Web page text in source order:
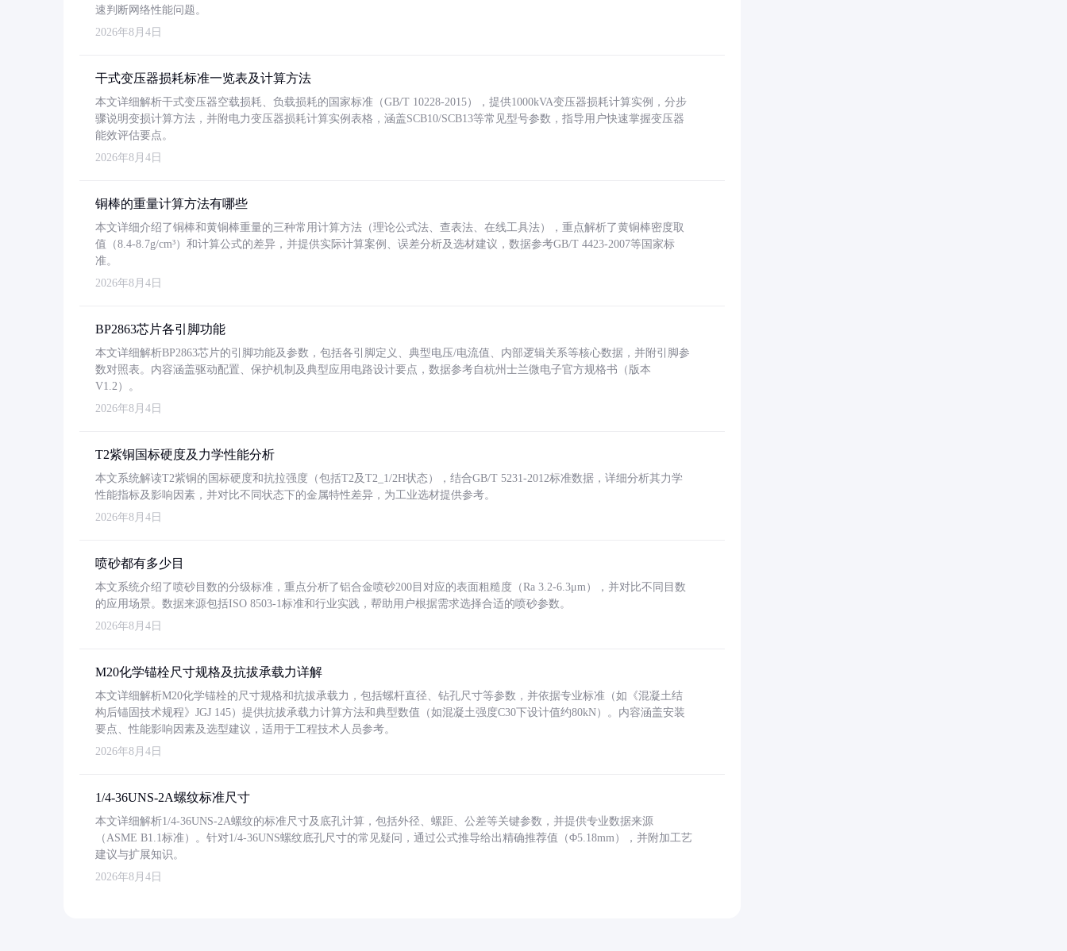
速判断网络性能问题。
2026年8月4日
干式变压器损耗标准一览表及计算方法
本文详细解析干式变压器空载损耗、负载损耗的国家标准（GB/T 10228-2015），提供1000kVA变压器损耗计算实例，分步
骤说明变损计算方法，并附电力变压器损耗计算实例表格，涵盖SCB10/SCB13等常见型号参数，指导用户快速掌握变压器
能效评估要点。
2026年8月4日
铜棒的重量计算方法有哪些
本文详细介绍了铜棒和黄铜棒重量的三种常用计算方法（理论公式法、查表法、在线工具法），重点解析了黄铜棒密度取
值（8.4-8.7g/cm³）和计算公式的差异，并提供实际计算案例、误差分析及选材建议，数据参考GB/T 4423-2007等国家标
准。
2026年8月4日
BP2863芯片各引脚功能
本文详细解析BP2863芯片的引脚功能及参数，包括各引脚定义、典型电压/电流值、内部逻辑关系等核心数据，并附引脚参
数对照表。内容涵盖驱动配置、保护机制及典型应用电路设计要点，数据参考自杭州士兰微电子官方规格书（版本
V1.2）。
2026年8月4日
T2紫铜国标硬度及力学性能分析
本文系统解读T2紫铜的国标硬度和抗拉强度（包括T2及T2_1/2H状态），结合GB/T 5231-2012标准数据，详细分析其力学
性能指标及影响因素，并对比不同状态下的金属特性差异，为工业选材提供参考。
2026年8月4日
喷砂都有多少目
本文系统介绍了喷砂目数的分级标准，重点分析了铝合金喷砂200目对应的表面粗糙度（Ra 3.2-6.3μm），并对比不同目数
的应用场景。数据来源包括ISO 8503-1标准和行业实践，帮助用户根据需求选择合适的喷砂参数。
2026年8月4日
M20化学锚栓尺寸规格及抗拔承载力详解
本文详细解析M20化学锚栓的尺寸规格和抗拔承载力，包括螺杆直径、钻孔尺寸等参数，并依据专业标准（如《混凝土结
构后锚固技术规程》JGJ 145）提供抗拔承载力计算方法和典型数值（如混凝土强度C30下设计值约80kN）。内容涵盖安装
要点、性能影响因素及选型建议，适用于工程技术人员参考。
2026年8月4日
1/4-36UNS-2A螺纹标准尺寸
本文详细解析1/4-36UNS-2A螺纹的标准尺寸及底孔计算，包括外径、螺距、公差等关键参数，并提供专业数据来源
（ASME B1.1标准）。针对1/4-36UNS螺纹底孔尺寸的常见疑问，通过公式推导给出精确推荐值（Φ5.18mm），并附加工艺
建议与扩展知识。
2026年8月4日